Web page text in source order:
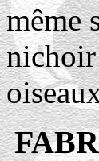
même
nichoir